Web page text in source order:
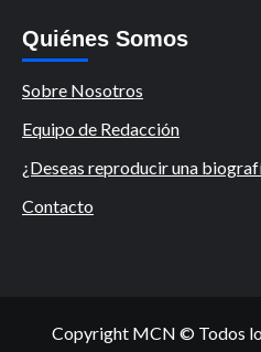
Quiénes Somos
Sobre Nosotros
Equipo de Redacción
¿Deseas reproducir una
Contacto
Copyright MCN © Todos